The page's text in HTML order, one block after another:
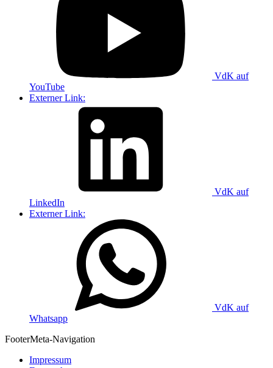
VdK auf
YouTube
Externer Link:
VdK auf
LinkedIn
Externer Link:
VdK auf
Whatsapp
FooterMeta-Navigation
Impressum